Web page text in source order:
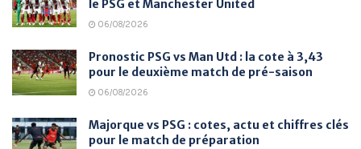
le PSG et Manchester United
06/08/2026
Pronostic PSG vs Man Utd : la cote à 3,43
pour le deuxième match de pré-saison
06/08/2026
Majorque vs PSG : cotes, actu et chiffres clés
pour le match de préparation